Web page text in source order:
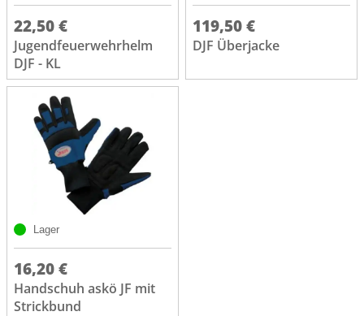
22,50 €
Jugendfeuerwehrhelm
DJF - KL
119,50 €
DJF Überjacke
Lager
16,20 €
Handschuh askö JF mit
Strickbund